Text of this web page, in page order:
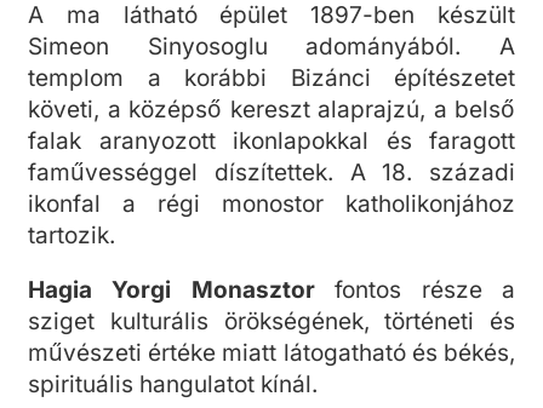
A ma látható épület 1897-ben készült
Simeon Sinyosoglu adományából. A
templom a korábbi Bizánci építészetet
követi, a középső kereszt alaprajzú, a belső
falak aranyozott ikonlapokkal és faragott
faművességgel díszítettek. A 18. századi
ikonfal a régi monostor katholikonjához
tartozik.
Hagia Yorgi Monasztorfontos része a
sziget kulturális örökségének, történeti és
művészeti értéke miatt látogatható és békés,
spirituális hangulatot kínál.